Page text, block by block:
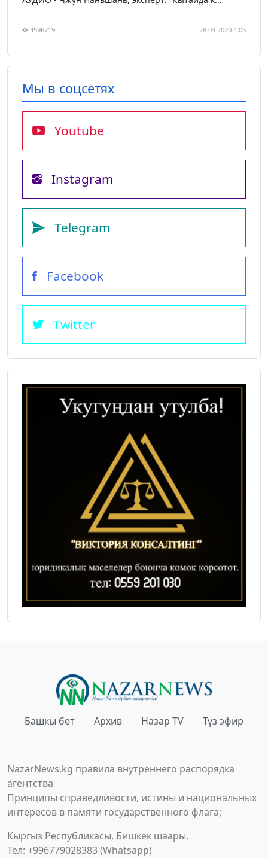
4596719 28.03.2020 4:05
Мы в соцсетях
Youtube
Instagram
Telegram
Facebook
Twitter
Башкы бет Архив Назар TV Түз эфир
NazarNews.kg правила внутреннего распорядка
агентства
Принципы справедливости, истины и национальных
интересов в памяти государственного флага;
Кыргыз Республикасы, Бишкек шаары,
Тел: +996779028383 (Whatsapp)